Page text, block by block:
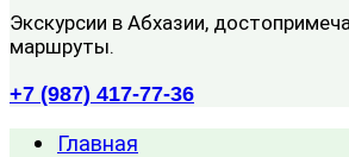
Экскурсии в Абхазии,
маршруты.
+7 (987) 417-77-36
Главная